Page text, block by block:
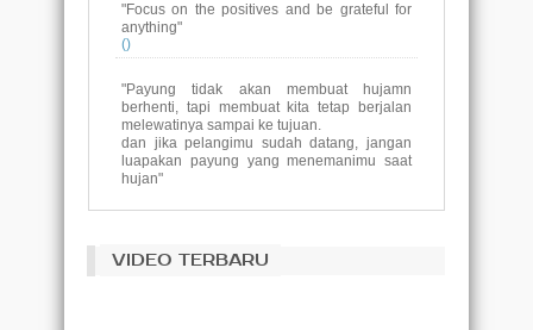
"Focus on the positives and be grateful for
anything"
()
"Payung tidak akan membuat hujamn
berhenti, tapi membuat kita tetap berjalan
melewatinya sampai ke tujuan.
dan jika pelangimu sudah datang, jangan
luapakan payung yang menemanimu saat
hujan"
menggantikan pikiran yang kosong dengan
VIDEO TERBARU